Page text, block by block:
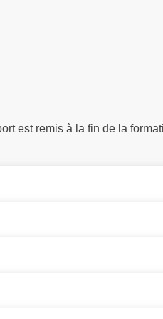
est remis à la fin de la